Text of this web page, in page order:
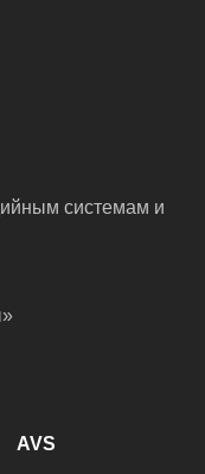
системам и
AVS